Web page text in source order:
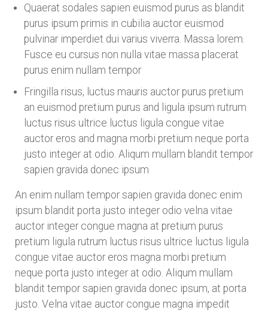
Quaerat sodales sapien euismod purus as blandit
purus ipsum primis in cubilia auctor euismod
pulvinar imperdiet dui varius viverra. Massa lorem.
Fusce eu cursus non nulla vitae massa placerat
purus enim nullam tempor
Fringilla risus, luctus mauris auctor purus pretium
an euismod pretium purus and ligula ipsum rutrum
luctus risus ultrice luctus ligula congue vitae
auctor eros and magna morbi pretium neque porta
justo integer at odio. Aliqum mullam blandit tempor
sapien gravida donec ipsum
An enim nullam tempor sapien gravida donec enim
ipsum blandit porta justo integer odio velna vitae
auctor integer congue magna at pretium purus
pretium ligula rutrum luctus risus ultrice luctus ligula
congue vitae auctor eros magna morbi pretium
neque porta justo integer at odio. Aliqum mullam
blandit tempor sapien gravida donec ipsum, at porta
justo. Velna vitae auctor congue magna impedit